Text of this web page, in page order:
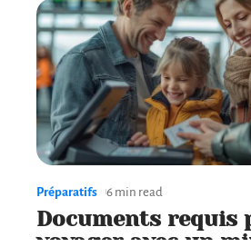
Préparatifs 6 min read
Documents requis
voyager avec un